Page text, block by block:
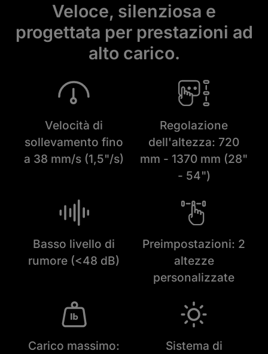
Veloce, silenziosa e
progettata per prestazioni ad
alto carico.
Velocità di
sollevamento fino
a 38 mm/s (1,5"/s)
Regolazione
dell'altezza: 720
mm - 1370 mm (28"
- 54")
Basso livello di
rumore (<48 dB)
Preimpostazioni: 2
altezze
personalizzate
Carico massimo:
Sistema di